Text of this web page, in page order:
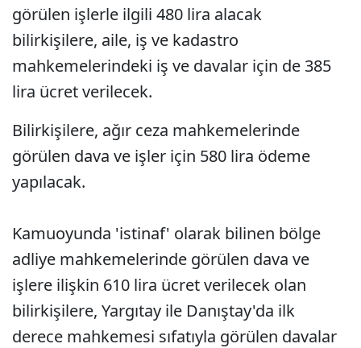
görülen işlerle ilgili 480 lira alacak
bilirkişilere, aile, iş ve kadastro
mahkemelerindeki iş ve davalar için de 385
lira ücret verilecek.
Bilirkişilere, ağır ceza mahkemelerinde
görülen dava ve işler için 580 lira ödeme
yapılacak.
Kamuoyunda 'istinaf' olarak bilinen bölge
adliye mahkemelerinde görülen dava ve
işlere ilişkin 610 lira ücret verilecek olan
bilirkişilere, Yargıtay ile Danıştay'da ilk
derece mahkemesi sıfatıyla görülen davalar